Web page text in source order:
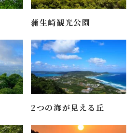
蒲生崎観光公園
2つの海が見える丘